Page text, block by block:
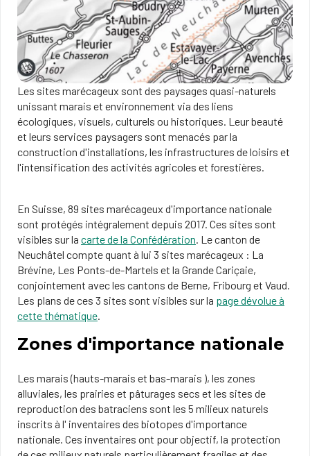
Les sites marécageux sont des paysages quasi-naturels
unissant marais et environnement via des liens
écologiques, visuels, culturels ou historiques. Leur beauté
et leurs services paysagers sont menacés par la
construction d'installations, les infrastructures de loisirs et
l'intensification des activités agricoles et forestières.
En Suisse, 89 sites marécageux d'importance nationale
sont protégés intégralement depuis 2017. Ces sites sont
visibles sur la carte de la Confédération . Le canton de
Neuchâtel compte quant à lui 3 sites marécageux : La
Brévine, Les Ponts-de-Martels et la Grande Cariçaie,
conjointement avec les cantons de Berne, Fribourg et Vaud.
Les plans de ces 3 sites sont visibles sur la page dévolue à
cette thématique
Zones d'importance nationale
Les marais (hauts-marais et bas-marais ), les zones
alluviales, les prairies et pâturages secs et les sites de
reproduction des batraciens sont les 5 milieux naturels
inscrits à l' inventaires des biotopes d'importance
nationale. Ces inventaires ont pour objectif, la protection